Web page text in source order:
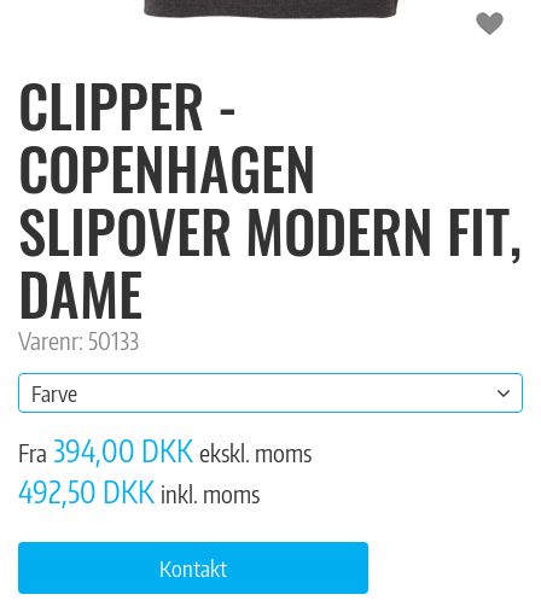
CLIPPER -
COPENHAGEN
SLIPOVER MODERN FIT,
DAME
Varenr: 50133
Farve
Fra 394,00 DKK ekskl. moms
492,50 DKK inkl. moms
Kontakt